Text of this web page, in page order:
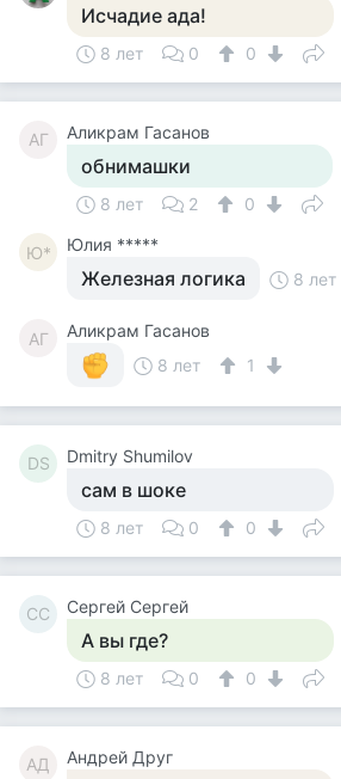
Исчадие ада!
8 лет 0 0
АГ Аликрам Гасанов
обнимашки
8 лет 2 0
Ю* Юлия *****
Железная логика 8 лет
АГ
Аликрам Гасанов
8 лет
1
DS Dmitry Shumilov
сам в шоке
8 лет 0 0
СС Сергей Сергей
А вы где?
8 лет 0 0
АД Андрей Друг